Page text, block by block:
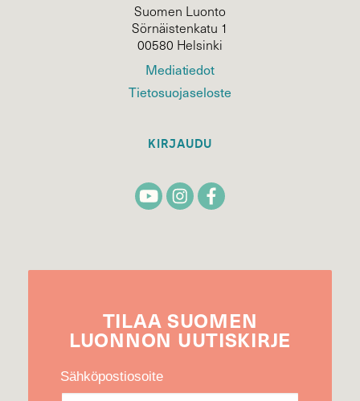
Suomen Luonto
Sörnäistenkatu 1
00580 Helsinki
Mediatiedot
Tietosuojaseloste
KIRJAUDU
TILAA SUOMEN
LUONNON UUTIS­KIRJE
Sähköpostiosoite